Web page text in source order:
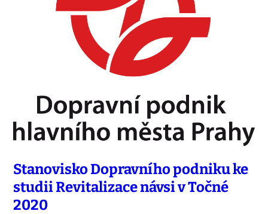
Stanovisko Dopravního podniku ke
studii Revitalizace návsi v Točné
2020